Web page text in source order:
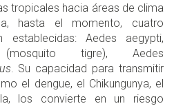
tropicales hacia áreas de clima
hasta el momento, cuatro
establecidas: Aedes aegypti,
tigre), Aedes
. Su capacidad para transmitir
el dengue, el Chikungunya, el
los convierte en un riesgo